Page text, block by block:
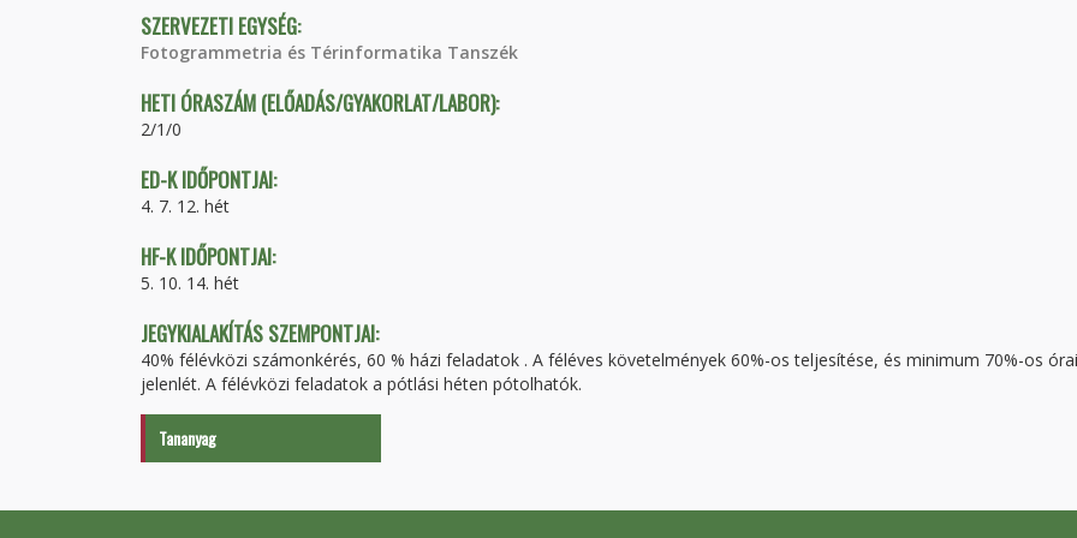
SZERVEZETI EGYSÉG:
Fotogrammetria és Térinformatika Tanszék
HETI ÓRASZÁM (ELŐADÁS/GYAKORLAT/LABOR):
2/1/0
ED-K IDŐPONTJAI:
4. 7. 12. hét
HF-K IDŐPONTJAI:
5. 10. 14. hét
JEGYKIALAKÍTÁS SZEMPONTJAI:
40% félévközi számonkérés, 60 % házi feladatok . A féléves követelmények 60%-os teljesítése, és minimum 70%-os órai
jelenlét. A félévközi feladatok a pótlási héten pótolhatók.
Tananyag